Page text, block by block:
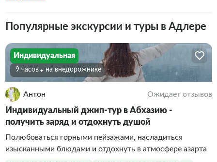
Популярные экскурсии и туры в Адлере
Индивидуальная
9 часов На внедорожнике
Антон Ожидает отзывов
Индивидуальный джип-тур в Абхазию -
получить заряд и отдохнуть душой
Полюбоваться горными пейзажами, насладиться
изысканными блюдами и отдохнуть в атмосфере азарта